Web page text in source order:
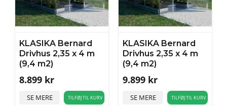
KLASIKA Bernard
Drivhus 2,35 x 4 m
(9,4 m2)
8.899 kr
SE MERE TILFØJ TIL KURV
KLASIKA Bernard
Drivhus 2,35 x 4 m
(9,4 m2)
9.899 kr
SE MERE TILFØJ TIL KURV